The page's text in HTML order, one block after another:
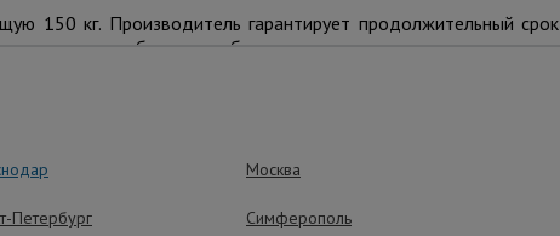
150 кг. Производитель гарантирует продолжительный срок
самых разнообразных работ.
алюминиевого профиля. Ступени соединены с боковыми
Москва
Петербург Симферополь